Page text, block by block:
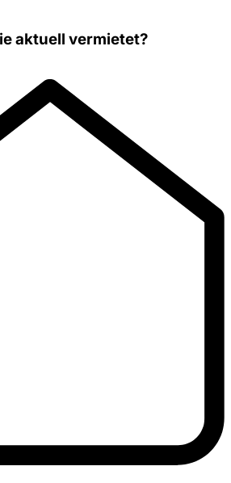
aktuell vermietet?